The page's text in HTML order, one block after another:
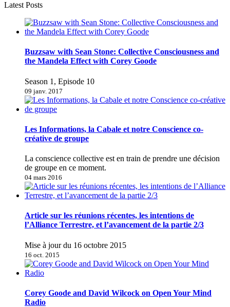
Latest Posts
Buzzsaw with Sean Stone: Collective Consciousness and
the Mandela Effect with Corey Goode
Season 1, Episode 10
09 janv. 2017
Les Informations, la Cabale et notre Conscience co-
créative de groupe
La conscience collective est en train de prendre une décision
de groupe en ce moment.
04 mars 2016
Article sur les réunions récentes, les intentions de
l’Alliance Terrestre, et l’avancement de la partie 2/3
Mise à jour du 16 octobre 2015
16 oct. 2015
Corey Goode and David Wilcock on Open Your Mind
Radio